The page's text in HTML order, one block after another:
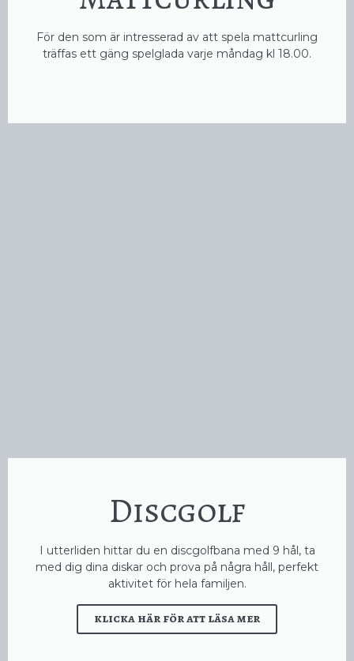
För den som är intresserad av att spela mattcurling
träffas ett gäng spelglada varje måndag kl 18.00.
Discgolf
I utterliden hittar du en discgolfbana med 9 hål, ta
med dig dina diskar och prova på några håll, perfekt
aktivitet för hela familjen.
klicka här för att läsa mer